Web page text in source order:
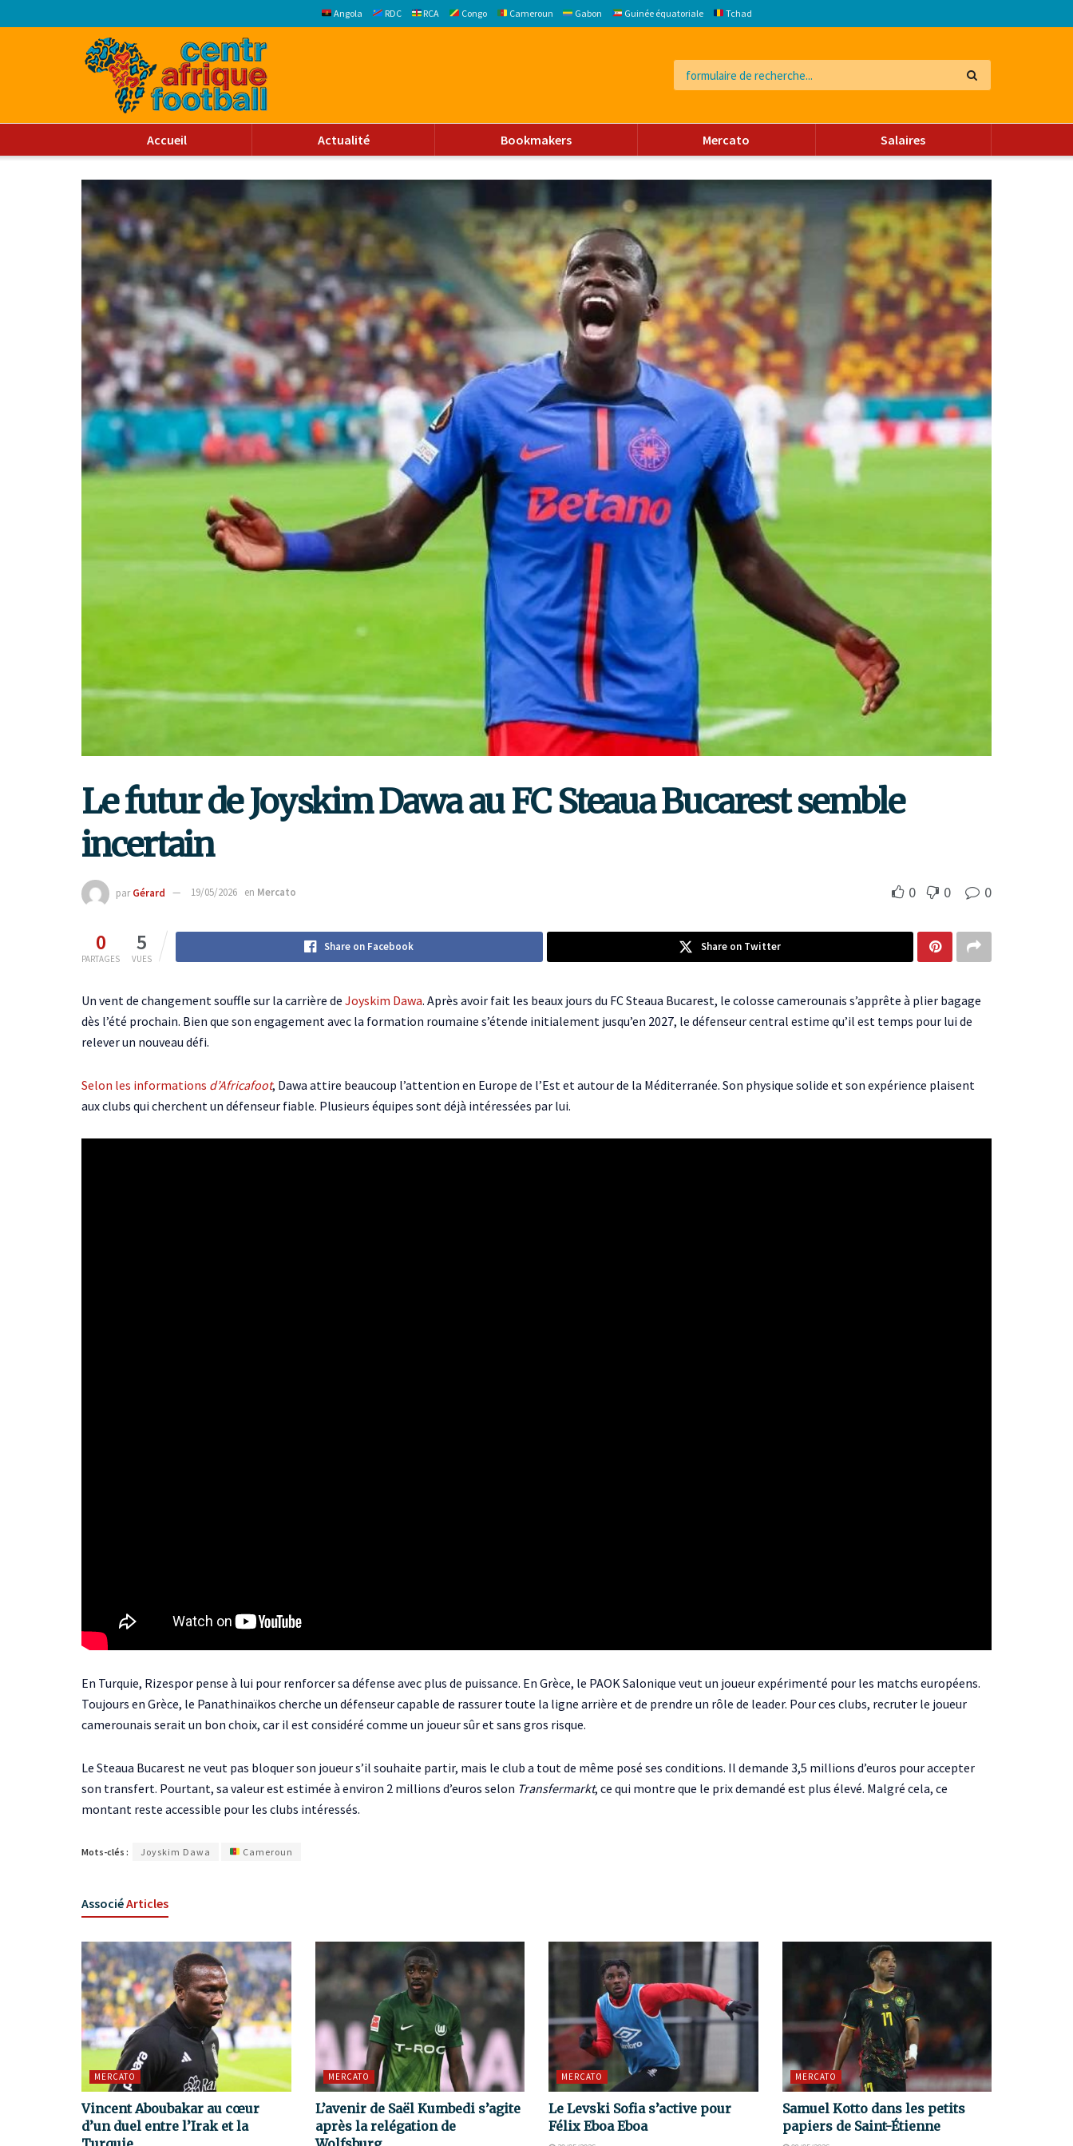
Angola RDC RCA Congo Cameroun Gabon Guinée équatoriale Tchad
Accueil Actualité Bookmakers Mercato Salaires
Le futur de Joyskim Dawa au FC Steaua Bucarest semble
incertain
par Gérard 19/05/2026 en Mercato 0 0 0
0
PARTAGES
5
VUES
Share on Facebook Share on Twitter
Un vent de changement souffle sur la carrière de Joyskim Dawa. Après avoir fait les beaux jours du FC Steaua Bucarest, le colosse camerounais s’apprête à plier bagage
dès l’été prochain. Bien que son engagement avec la formation roumaine s’étende initialement jusqu’en 2027, le défenseur central estime qu’il est temps pour lui de
relever un nouveau défi.
Selon les informations d’Africafoot, Dawa attire beaucoup l’attention en Europe de l’Est et autour de la Méditerranée. Son physique solide et son expérience plaisent
aux clubs qui cherchent un défenseur fiable. Plusieurs équipes sont déjà intéressées par lui.
En Turquie, Rizespor pense à lui pour renforcer sa défense avec plus de puissance. En Grèce, le PAOK Salonique veut un joueur expérimenté pour les matchs européens.
Toujours en Grèce, le Panathinaïkos cherche un défenseur capable de rassurer toute la ligne arrière et de prendre un rôle de leader. Pour ces clubs, recruter le joueur
camerounais serait un bon choix, car il est considéré comme un joueur sûr et sans gros risque.
Le Steaua Bucarest ne veut pas bloquer son joueur s’il souhaite partir, mais le club a tout de même posé ses conditions. Il demande 3,5 millions d’euros pour accepter
son transfert. Pourtant, sa valeur est estimée à environ 2 millions d’euros selon Transfermarkt, ce qui montre que le prix demandé est plus élevé. Malgré cela, ce
montant reste accessible pour les clubs intéressés.
Mots-clés : Joyskim Dawa Cameroun
AssociéArticles
MERCATO
Vincent Aboubakar au cœur
d’un duel entre l’Irak et la
MERCATO
L’avenir de Saël Kumbedi s’agite
après la relégation de
MERCATO
Le Levski Sofia s’active pour
Félix Eboa Eboa
MERCATO
Samuel Kotto dans les petits
papiers de Saint-Étienne